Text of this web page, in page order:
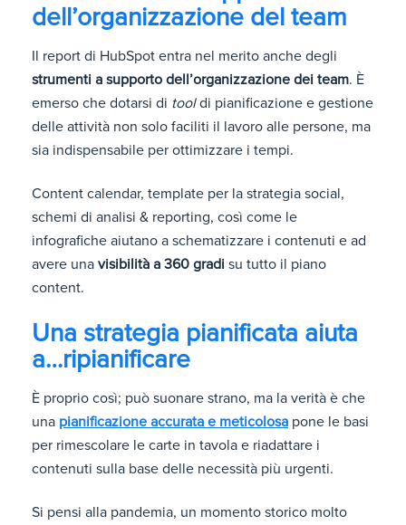
dell’organizzazione del team
Il report di HubSpot entra nel merito anche degli
strumenti a supporto dell’organizzazione dei team. È
emerso che dotarsi di tooldi pianificazione e gestione
delle attività non solo faciliti il lavoro alle persone, ma
sia indispensabile per ottimizzare i tempi.
Content calendar, template per la strategia social,
schemi di analisi & reporting, così come le
infografiche aiutano a schematizzare i contenuti e ad
avere una visibilità a 360 gradi su tutto il piano
content.
Una strategia pianificata aiuta
a…ripianificare
È proprio così; può suonare strano, ma la verità è che
una pianificazione accurata e meticolosa pone le basi
per rimescolare le carte in tavola e riadattare i
contenuti sulla base delle necessità più urgenti.
Si pensi alla pandemia, un momento storico molto